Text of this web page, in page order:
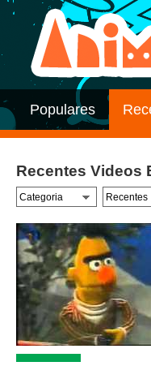
Populares
Recentes Videos